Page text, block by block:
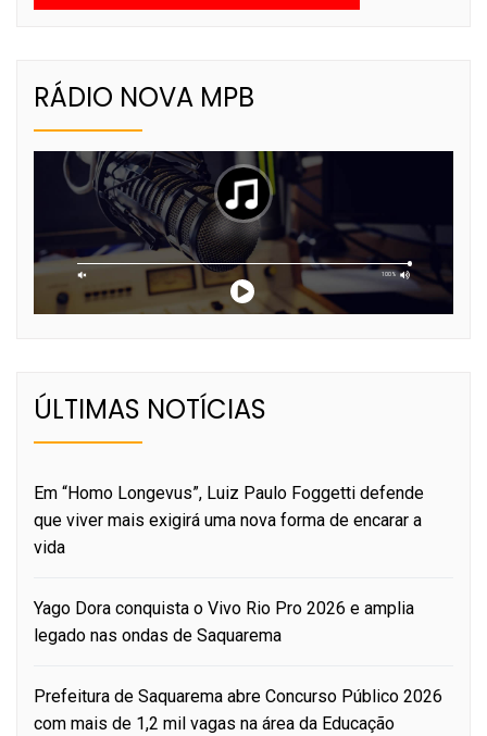
RÁDIO NOVA MPB
ÚLTIMAS NOTÍCIAS
Em “Homo Longevus”, Luiz Paulo Foggetti defende
que viver mais exigirá uma nova forma de encarar a
vida
Yago Dora conquista o Vivo Rio Pro 2026 e amplia
legado nas ondas de Saquarema
Prefeitura de Saquarema abre Concurso Público 2026
com mais de 1,2 mil vagas na área da Educação